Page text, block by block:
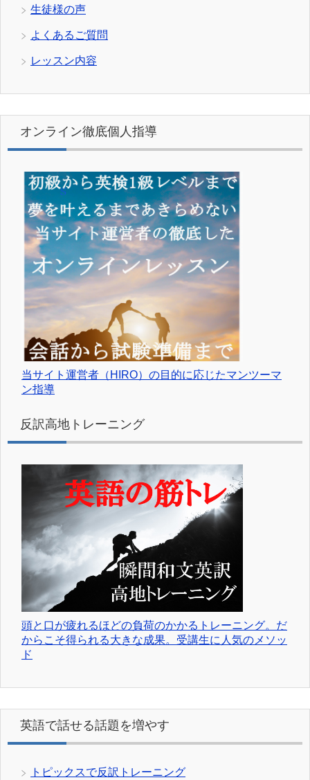
生徒様の声
よくあるご質問
レッスン内容
オンライン徹底個人指導
当サイト運営者（HIRO）の目的に応じたマンツーマ
ン指導
反訳高地トレーニング
頭と口が疲れるほどの負荷のかかるトレーニング。だ
からこそ得られる大きな成果。受講生に人気のメソッ
ド
英語で話せる話題を増やす
トピックスで反訳トレーニング